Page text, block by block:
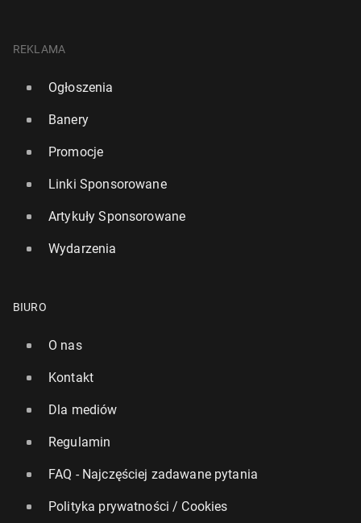
REKLAMA
Ogłoszenia
Banery
Promocje
Linki Sponsorowane
Artykuły Sponsorowane
Wydarzenia
BIURO
O nas
Kontakt
Dla mediów
Regulamin
FAQ - Najczęściej zadawane pytania
Polityka prywatności / Cookies